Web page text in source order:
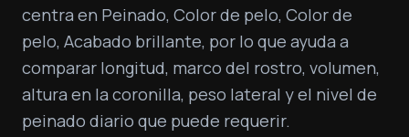
centra en Peinado, Color de pelo, Color de
pelo, Acabado brillante, por lo que ayuda a
comparar longitud, marco del rostro, volumen,
altura en la coronilla, peso lateral y el nivel de
peinado diario que puede requerir.